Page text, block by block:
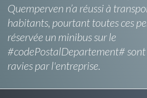
Quemperven n’a réussi à
habitants, pourtant toutes ces
réservée un minibus sur le
#codePostalDepartement#
ravies par l'entreprise.